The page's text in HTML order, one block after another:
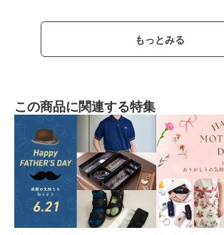
もっとみる
この商品に関連する特集